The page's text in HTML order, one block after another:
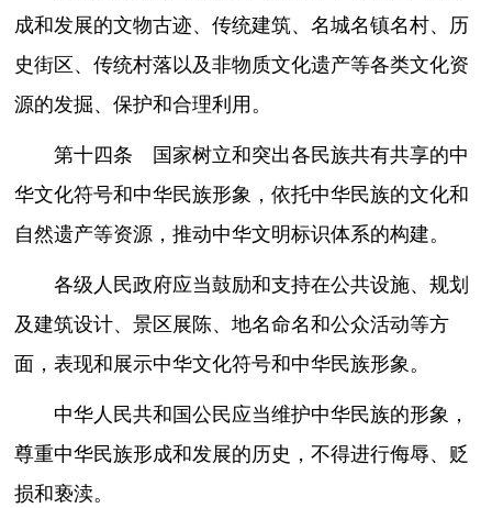
成和发展的文物古迹、传统建筑、名城名镇名村、历
史街区、传统村落以及非物质文化遗产等各类文化资
源的发掘、保护和合理利用。
第十四条 国家树立和突出各民族共有共享的中
华文化符号和中华民族形象，依托中华民族的文化和
自然遗产等资源，推动中华文明标识体系的构建。
各级人民政府应当鼓励和支持在公共设施、规划
及建筑设计、景区展陈、地名命名和公众活动等方
面，表现和展示中华文化符号和中华民族形象。
中华人民共和国公民应当维护中华民族的形象，
尊重中华民族形成和发展的历史，不得进行侮辱、贬
损和亵渎。